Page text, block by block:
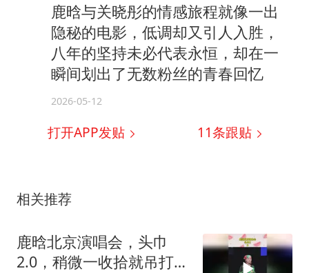
鹿晗与关晓彤的情感旅程就像一出
隐秘的电影，低调却又引人入胜，
八年的坚持未必代表永恒，却在一
瞬间划出了无数粉丝的青春回忆
2026-05-12
打开APP发贴 11条跟贴
相关推荐
鹿晗北京演唱会，头巾
2.0，稍微一收拾就吊打内